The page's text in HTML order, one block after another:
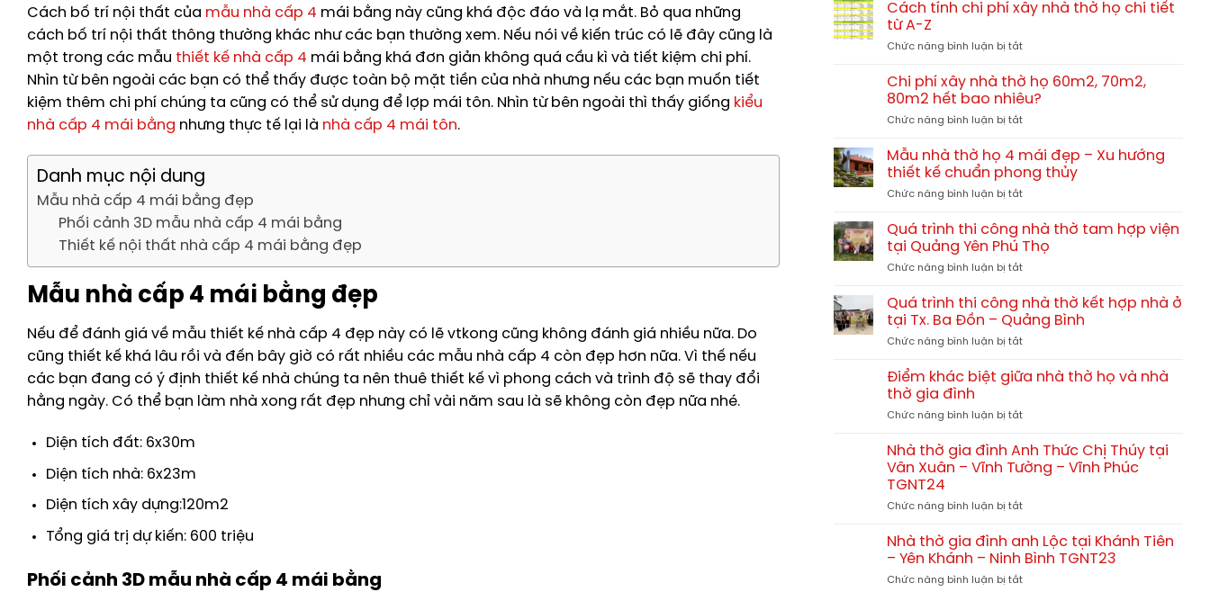
Cách bố trí nội thất của mẫu nhà cấp 4 mái bằng này cũng khá độc đáo và lạ mắt. Bỏ qua những
cách bố trí nội thất thông thường khác như các bạn thường xem. Nếu nói về kiến trúc có lẽ đây cũng là
một trong các mẫu thiết kế nhà cấp 4 mái bằng khá đơn giản không quá cầu kì và tiết kiệm chi phí.
Nhìn từ bên ngoài các bạn có thể thấy được toàn bộ mặt tiền của nhà nhưng nếu các bạn muốn tiết
kiệm thêm chi phí chúng ta cũng có thể sử dụng để lợp mái tôn. Nhìn từ bên ngoài thì thấy giống kiểu
nhà cấp 4 mái bằng nhưng thực tế lại là nhà cấp 4 mái tôn.
Danh mục nội dung
Mẫu nhà cấp 4 mái bằng đẹp
Phối cảnh 3D mẫu nhà cấp 4 mái bằng
Thiết kế nội thất nhà cấp 4 mái bằng đẹp
Mẫu nhà cấp 4 mái bằng đẹp
Nếu để đánh giá về mẫu thiết kế nhà cấp 4 đẹp này có lẽ vtkong cũng không đánh giá nhiều nữa. Do
cũng thiết kế khá lâu rồi và đến bây giờ có rất nhiều các mẫu nhà cấp 4 còn đẹp hơn nữa. Vì thế nếu
các bạn đang có ý định thiết kế nhà chúng ta nên thuê thiết kế vì phong cách và trình độ sẽ thay đổi
hằng ngày. Có thể bạn làm nhà xong rất đẹp nhưng chỉ vài năm sau là sẽ không còn đẹp nữa nhé.
Diện tích đất: 6x30m
Diện tích nhà: 6x23m
Diện tích xây dựng:120m2
Tổng giá trị dự kiến: 600 triệu
Phối cảnh 3D mẫu nhà cấp 4 mái bằng
mái
Hải
Quảng
Trị
xây
nhà
họ
tông
giả
hay
tự
nhiên?
tiết
Cách tính chi phí xây nhà thờ họ chi tiết
từ A-Z
Chức năng bình luận bị tắtở
tính
chi
phí
xây
thờ
họ
chi
tiết
A-
Z
Chi phí xây nhà thờ họ 60m2, 70m2,
80m2 hết bao nhiêu?
Chức năng bình luận bị tắtở
phí
nhà
thờ
60m2,
70m2,
80m2
hết
nhiêu?
Mẫu nhà thờ họ 4 mái đẹp – Xu hướng
thiết kế chuẩn phong thủy
Chức năng bình luận bị tắtở
nhà
thờ
họ
4
đẹp
–
hướng
kế
Quá trình thi công nhà thờ tam hợp viện
tại Quảng Yên Phú Thọ
Chức năng bình luận bị tắtở
trình
thi
công
nhà
tam
tại
Yên
Phú
Quá trình thi công nhà thờ kết hợp nhà ở
tại Tx. Ba Đồn – Quảng Bình
Chức năng bình luận bị tắtở
trình
nhà
kết
hợp
tại
Ba
Đồn
Quảng
Điểm khác biệt giữa nhà thờ họ và nhà
thờ gia đình
Chức năng bình luận bị tắtở
khác
biệt
giữa
thờ
và
nhà
gia
Nhà thờ gia đình Anh Thức Chị Thúy tại
Vân Xuân – Vĩnh Tường – Vĩnh Phúc
TGNT24
Chức năng bình luận bị tắtở
thờ
gia
đình
Anh
Nhà thờ gia đình anh Lộc tại Khánh Tiên
– Yên Khánh – Ninh Bình TGNT23
Chức năng bình luận bị tắtở